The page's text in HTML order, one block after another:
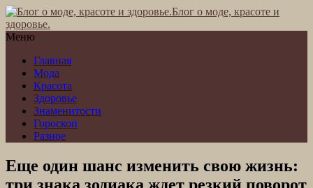
Блог о моде, красоте и
здоровье.
Меню
Главная
Мода
Красота
Здоровье
Знаменитости
Гороскоп
Разное
Еще один шанс изменить свою жизнь: